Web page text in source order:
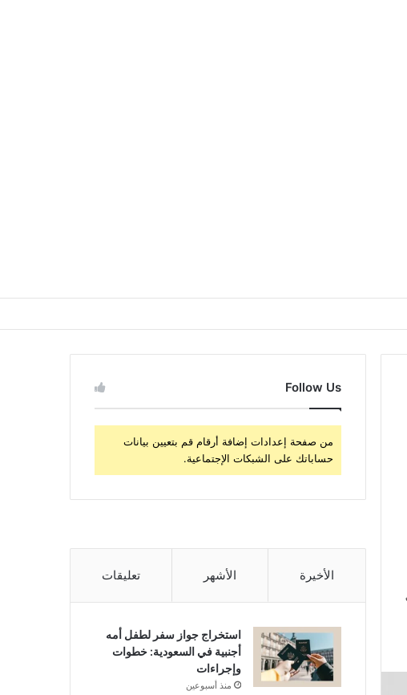
Follow Us
من صفحة إعدادات إضافة أرقام قم بتعيين بيانات
حساباتك على الشبكات الإجتماعية.
الأخيرة الأشهر تعليقات
استخراج جواز سفر لطفل أمه
أجنبية في السعودية: خطوات
وإجراءات
منذ أسبوعين